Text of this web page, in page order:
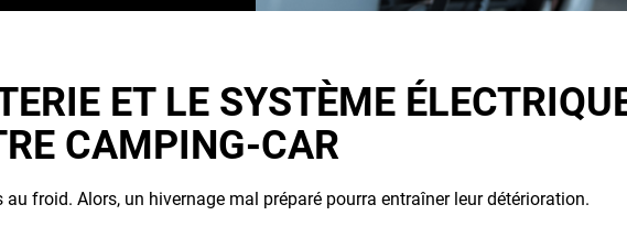
ET LE SYSTÈME
CAMPING-CAR
froid. Alors, un hivernage mal préparé pourra entraîner leur détérioration.